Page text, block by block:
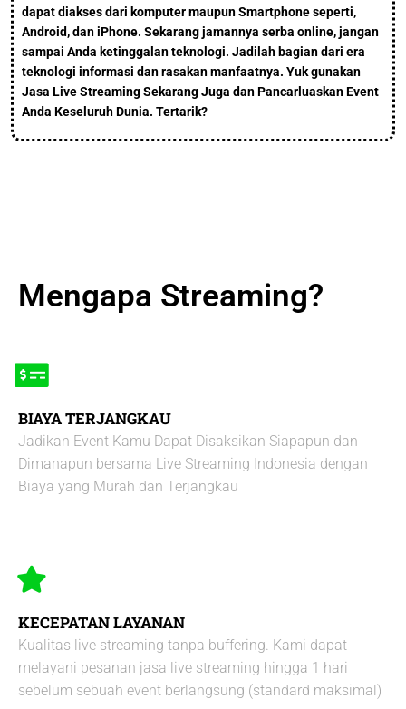
dapat diakses dari komputer maupun Smartphone seperti,
Android, dan iPhone. Sekarang jamannya serba online, jangan
sampai Anda ketinggalan teknologi. Jadilah bagian dari era
teknologi informasi dan rasakan manfaatnya. Yuk gunakan
Jasa Live Streaming Sekarang Juga dan Pancarluaskan Event
Anda Keseluruh Dunia. Tertarik?
Mengapa Streaming?
BIAYA TERJANGKAU
Jadikan Event Kamu Dapat Disaksikan Siapapun dan
Dimanapun bersama Live Streaming Indonesia dengan
Biaya yang Murah dan Terjangkau ​
KECEPATAN LAYANAN
Kualitas live streaming tanpa buffering. Kami dapat
melayani pesanan jasa live streaming hingga 1 hari
sebelum sebuah event berlangsung (standard maksimal)​